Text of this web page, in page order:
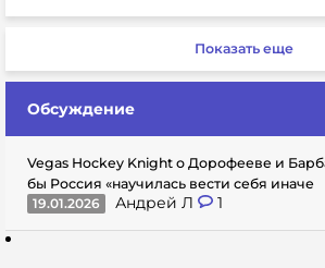
Показать еще
Обсуждение
Vegas Hockey Knight о Дорофееве и
бы Россия «научилась вести себя иначе
19.01.2026
Андрей Л 1